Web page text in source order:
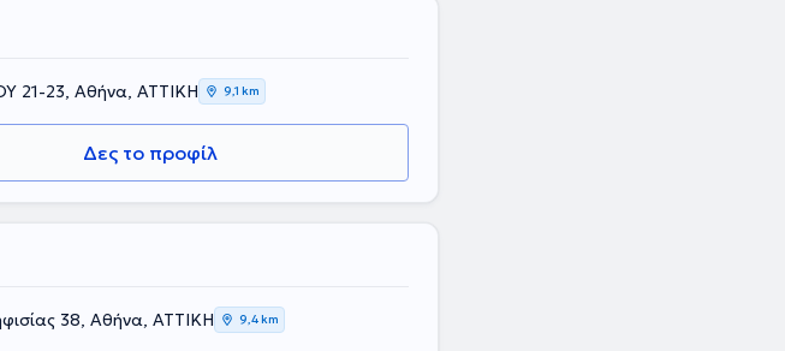
21-23, Αθήνα, ΑΤΤΙΚΗ 9,1 km
Δες το προφίλ
38, Αθήνα, ΑΤΤΙΚΗ 9,4 km